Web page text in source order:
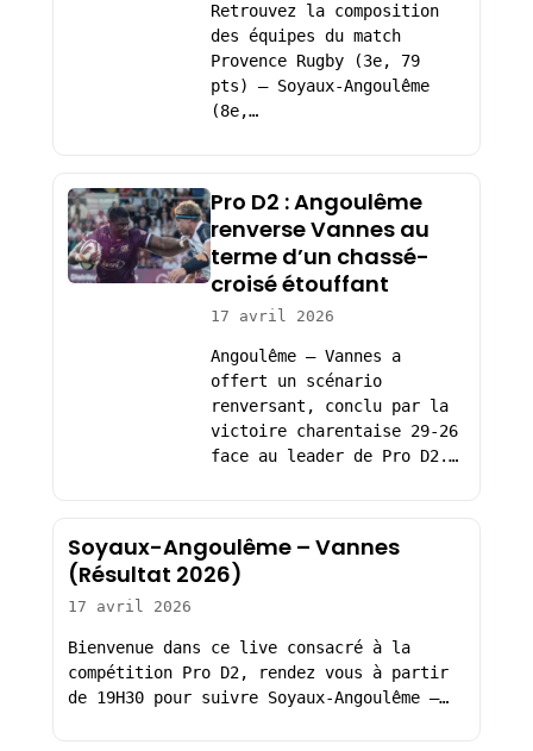
Retrouvez la composition
des équipes du match
Provence Rugby (3e, 79
pts) – Soyaux-Angoulême
(8e,…
Pro D2 : Angoulême
renverse Vannes au
terme d’un chassé-
croisé étouffant
17 avril 2026
Angoulême – Vannes a
offert un scénario
renversant, conclu par la
victoire charentaise 29-26
face au leader de Pro D2.…
Soyaux-Angoulême – Vannes
(Résultat 2026)
17 avril 2026
Bienvenue dans ce live consacré à la
compétition Pro D2, rendez vous à partir
de 19H30 pour suivre Soyaux-Angoulême –…